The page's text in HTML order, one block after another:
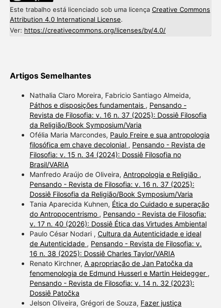
Este trabalho está licenciado sob uma licença Creative Commons
Attribution 4.0 International License.
Ver: https://creativecommons.org/licenses/by/4.0/
Artigos Semelhantes
Nathalia Claro Moreira, Fabricio Santiago Almeida,
Páthos e disposições fundamentais , Pensando -
Revista de Filosofia: v. 16 n. 37 (2025): Dossiê Filosofia
da Religião/Book Symposium/Varia
Ofélia Maria Marcondes, Paulo Freire e sua antropologia
filosófica em chave decolonial , Pensando - Revista de
Filosofia: v. 15 n. 34 (2024): Dossiê Filosofia no
Brasil/VARIA
Manfredo Araújo de Oliveira, Antropologia e Religião ,
Pensando - Revista de Filosofia: v. 16 n. 37 (2025):
Dossiê Filosofia da Religião/Book Symposium/Varia
Tania Aparecida Kuhnen, Ética do Cuidado e superação
do Antropocentrismo , Pensando - Revista de Filosofia:
v. 17 n. 40 (2026): Dossiê Ética das Virtudes Ambiental
Paulo César Nodari , Cultura da Autenticidade e ideal
de Autenticidade , Pensando - Revista de Filosofia: v.
16 n. 38 (2025): Dossiê Charles Taylor/VARIA
Renato Kirchner, A apropriação de Jan Patočka da
fenomenologia de Edmund Husserl e Martin Heidegger ,
Pensando - Revista de Filosofia: v. 14 n. 32 (2023):
Dossiê Patočka
Jelson Oliveira, Grégori de Souza, Fazer justiça